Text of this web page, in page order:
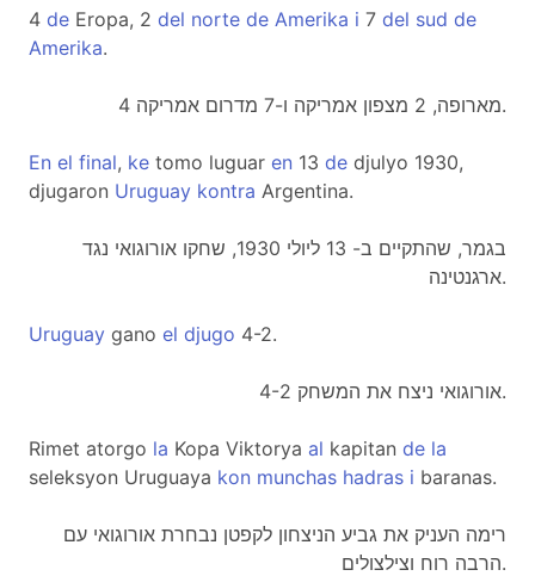
4 de Eropa, 2 del norte de Amerika i 7 del sud de
Amerika.
4 מארופה, 2 מצפון אמריקה ו-7 מדרום אמריקה.
En el final, ke tomo luguar en 13 de djulyo 1930,
djugaron Uruguay kontra Argentina.
בגמר, שהתקיים ב- 13 ליולי 1930, שחקו אורוגואי נגד
ארגנטינה.
Uruguay gano el djugo 4-2.
אורוגואי ניצח את המשחק 4-2.
Rimet atorgo la Kopa Viktorya al kapitan de la
seleksyon Uruguaya kon munchas hadras i baranas.
רימה העניק את גביע הניצחון לקפטן נבחרת אורוגואי עם
הרבה רוח וצילצולים.